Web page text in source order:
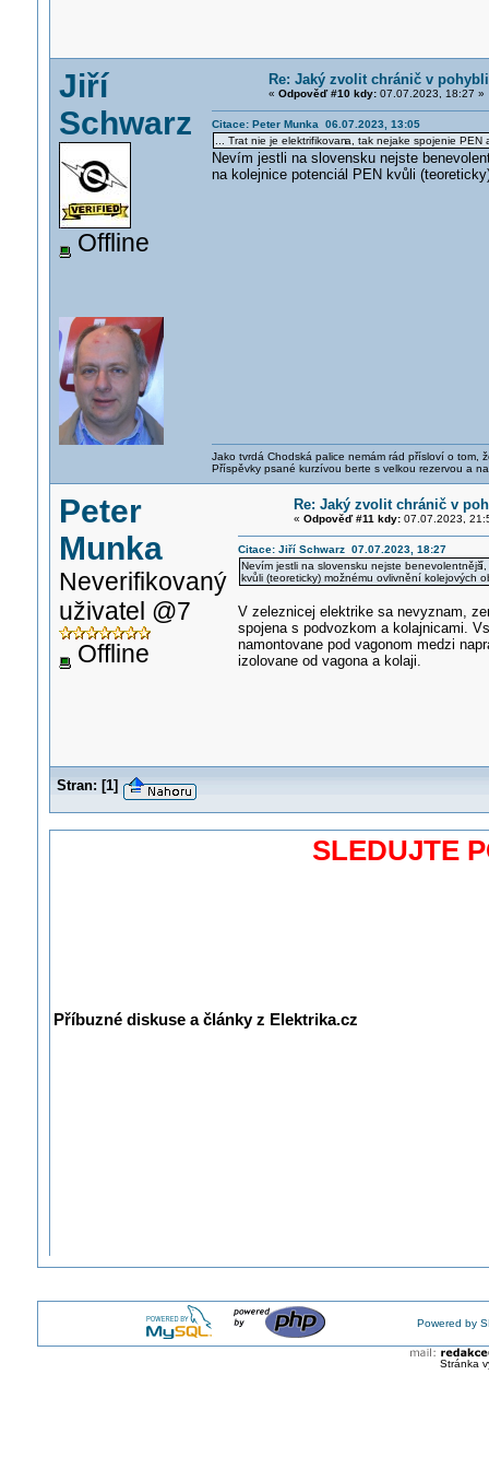
Jiří
Schwarz
Offline
Re: Jaký zvolit chránič v
« Odpověď #10 kdy:07.07.2023, 18:27 »
Citace: Peter Munka 06.07.2023, 13:05
... Trat nie je elektrifikovana, tak nejake spojenie PEN
Nevím jestli na slovensku nejste
na kolejnice potenciál PEN kvůli
Jako tvrdá Chodská palice nemám rád přísloví o tom,
Příspěvky psané kurzívou berte s velkou rezervou a
Peter
Munka
Neverifikovaný
uživatel @7
Offline
Re: Jaký zvolit chránič v
« Odpověď #11 kdy:07.07.2023,
Citace: Jiří Schwarz 07.07.2023, 18:27
Nevím jestli na slovensku nejste benevolentnější,
kvůli (teoreticky) možnému ovlivnění kolejových
V zeleznicej elektrike sa nevyznam,
spojena s podvozkom a kolajnicami.
namontovane pod vagonom medzi
izolovane od vagona a kolaji.
Stran: [1]
SLEDUJTE
Příbuzné diskuse a články z Elektrika.cz
Powered by
Stránka